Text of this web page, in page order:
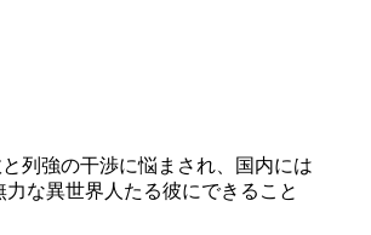
列強の干渉に悩まされ、国内には
な異世界人たる彼にできること